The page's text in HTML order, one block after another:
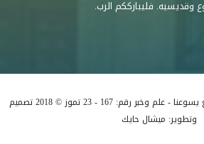
وقديسيه. فليبارككم الرب.
جميع الحقوق محفوظة: موقع يسوعنا - علم وخبر رقم: 167 - 23 تموز © 2018 تصميم
وتطوير: ميشال حايك